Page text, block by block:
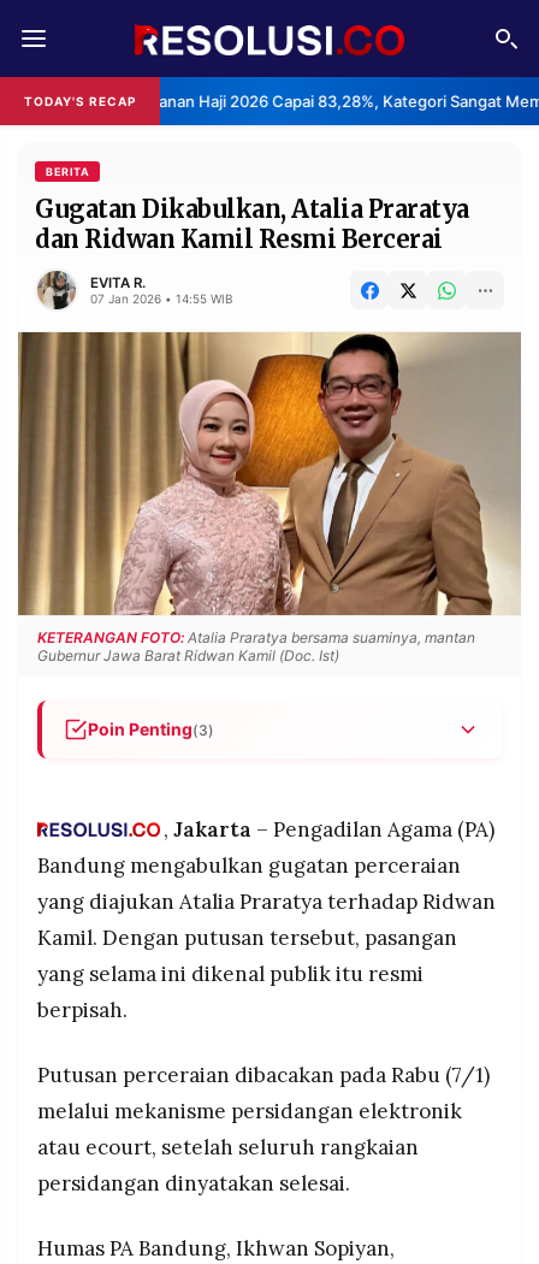
TODAY'S RECAP
Layanan Haji 2026 Capai 83,28%, Kategori Sangat Memuaskan.
REDAKSI TENTANG
RESOLUSI IKLAN
RUBRIKASI
EDITORIAL
NASIONAL
SPORT
BERITA
WARGA
INFORMASI
IKLAN
KIRIM
TULISAN
PENGADUAN TERM
KAMI
RESOLUSI
PRAMUDITA
2026
BERITA
Gugatan Dikabulkan, Atalia Praratya
dan Ridwan Kamil Resmi Bercerai
EVITA R.
07 Jan 2026 • 14:55 WIB
KETERANGAN FOTO: Atalia Praratya bersama suaminya, mantan
Gubernur Jawa Barat Ridwan Kamil (Doc. Ist)
Poin Penting(3)
Kamil melalui sidang elektronik.
Hak asuh anak disepakati berada di tangan Atalia
mengajukan banding.
, Jakarta – Pengadilan Agama (PA)
Bandung mengabulkan gugatan perceraian
yang diajukan Atalia Praratya terhadap Ridwan
Kamil. Dengan putusan tersebut, pasangan
yang selama ini dikenal publik itu resmi
berpisah.
Putusan perceraian dibacakan pada Rabu (7/1)
melalui mekanisme persidangan elektronik
atau ecourt, setelah seluruh rangkaian
persidangan dinyatakan selesai.
Humas PA Bandung, Ikhwan Sopiyan,